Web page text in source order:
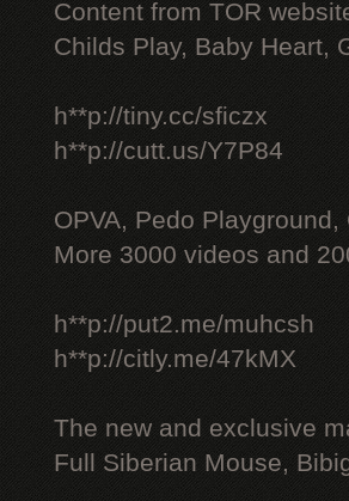
Content from TOR
Childs Play, Baby Heart,
h**p://tiny.cc/sficzx
h**p://cutt.us/Y7P84
OPVA, Pedo
More 3000 videos and
h**p://put2.me/muhcsh
h**p://citly.me/47kMX
The new and exclusive
Full Siberian Mouse,